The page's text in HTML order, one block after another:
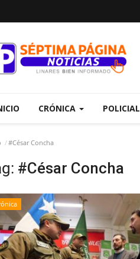
CRÓNICA POLICIAL
#César Concha
#César Concha